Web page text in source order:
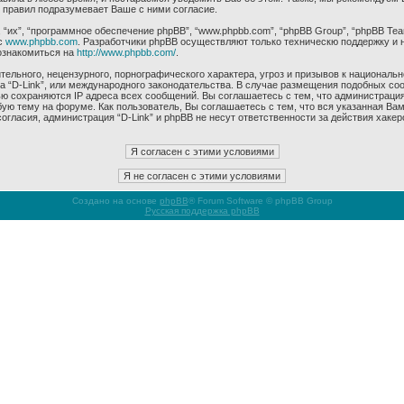
подразумевает Ваше с ними согласие.
“программное обеспечение phpBB”, “www.phpbb.com”, “phpBB Group”, “phpBB
www.phpbb.com. Разработчики phpBB осуществляют только техническю поддержку
на http://www.phpbb.com/.
нецензурного, порнографического характера, угроз и призывов к
“D-Link”, или международного законодательства. В случае размещения подобных
сохраняются IP адреса всех сообщений. Вы соглашаетесь с тем, что
тему на форуме. Как пользователь, Вы соглашаетесь с тем, что вся указанная
администрация “D-Link” и phpBB не несут ответственности за действия
Создано на основе phpBB® Forum Software © phpBB Group
Русская поддержка phpBB